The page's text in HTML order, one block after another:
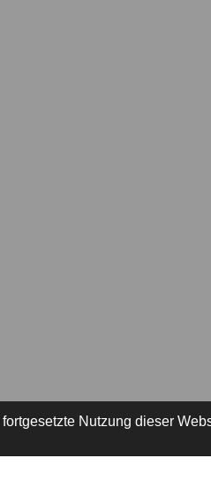
Nutzung dieser